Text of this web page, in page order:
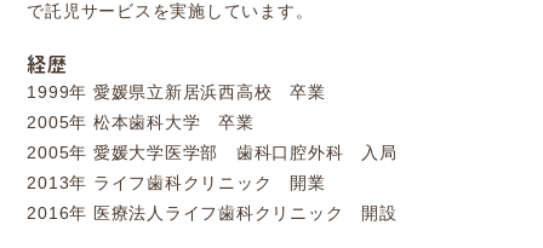
で託児サービスを実施しています。
経歴
1999年 愛媛県立新居浜西高校 卒業
2005年 松本歯科大学 卒業
2005年 愛媛大学医学部 歯科口腔外科 入局
2013年 ライフ歯科クリニック 開業
2016年 医療法人ライフ歯科クリニック 開設